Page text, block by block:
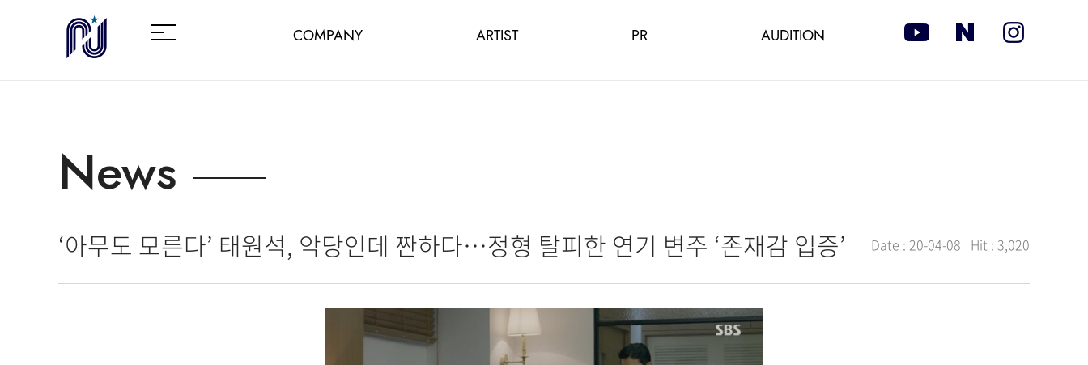
COMPANY ARTIST PR AUDITION
News
‘아무도 모른다’ 태원석, 악당인데 짠하다…정형 탈피한 연기 변주 ‘존재감 입증’ Date : 20-04-08 Hit : 3,020